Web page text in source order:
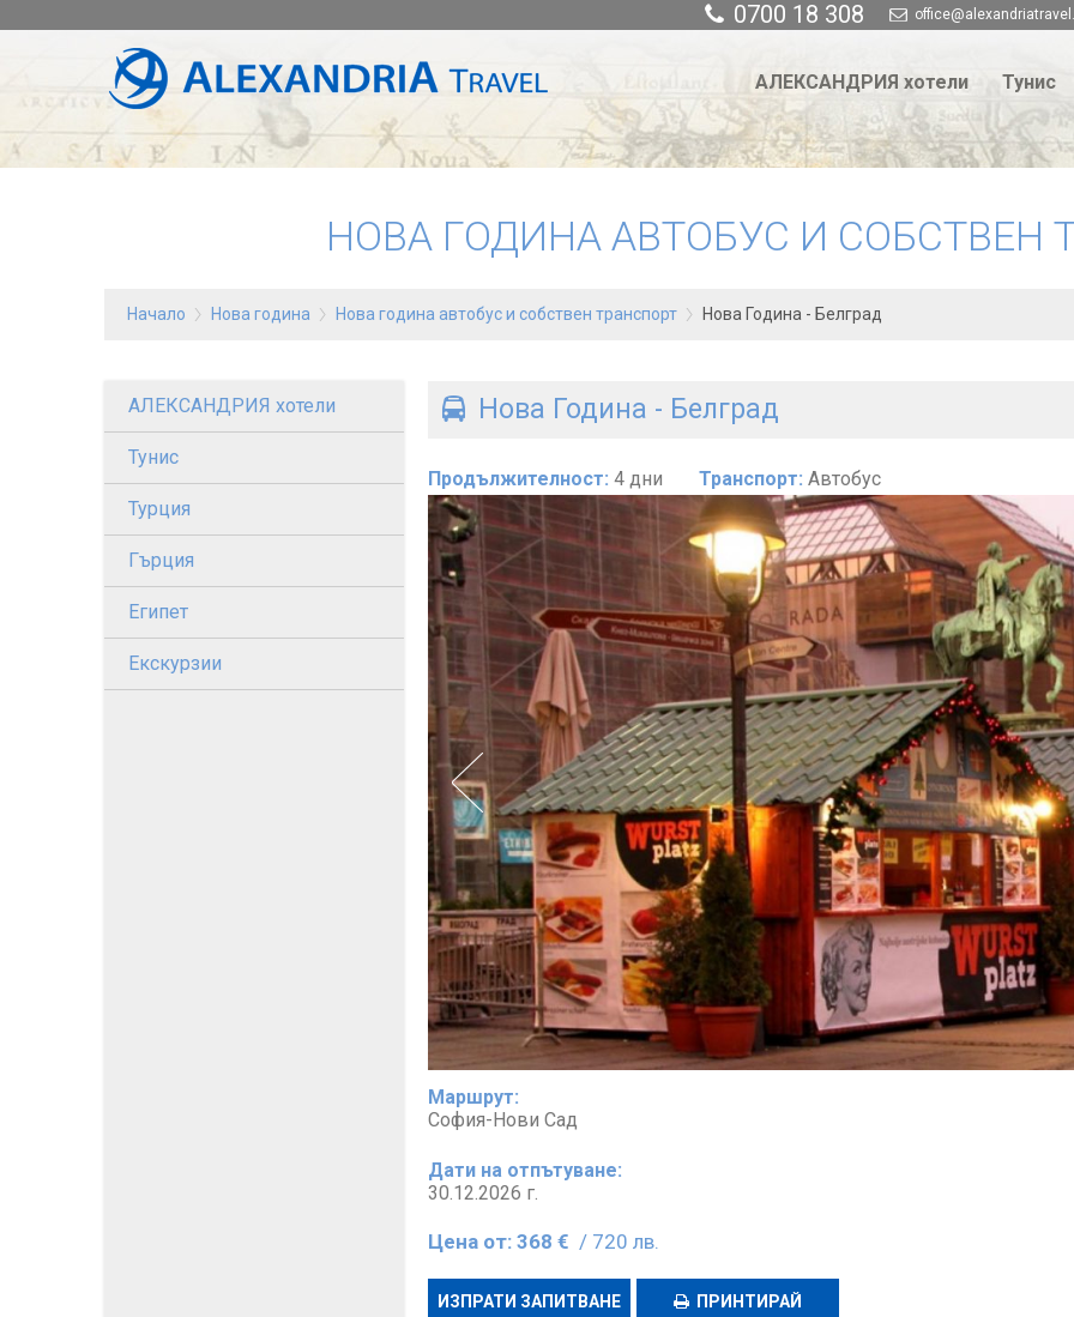
0700 18 308
АЛЕКСАНДРИЯ хотели Тунис
НОВА ГОДИНА АВТОБУС И СОБСТВЕН
Начало Нова година Нова година автобус и собствен транспорт Нова Година - Белград
АЛЕКСАНДРИЯ хотели
Тунис
Турция
Гърция
Египет
Екскурзии
Нова Година - Белград
Продължителност: 4 дни Транспорт: Автобус
Маршрут:
София-Нови Сад
Дати на отпътуване:
30.12.2026 г.
Цена от: 368 € / 720 лв.
ИЗПРАТИ ЗАПИТВАНЕ ПРИНТИРАЙ